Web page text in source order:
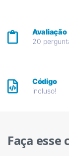
Avaliação
20
Código
incluso!
Faça esse